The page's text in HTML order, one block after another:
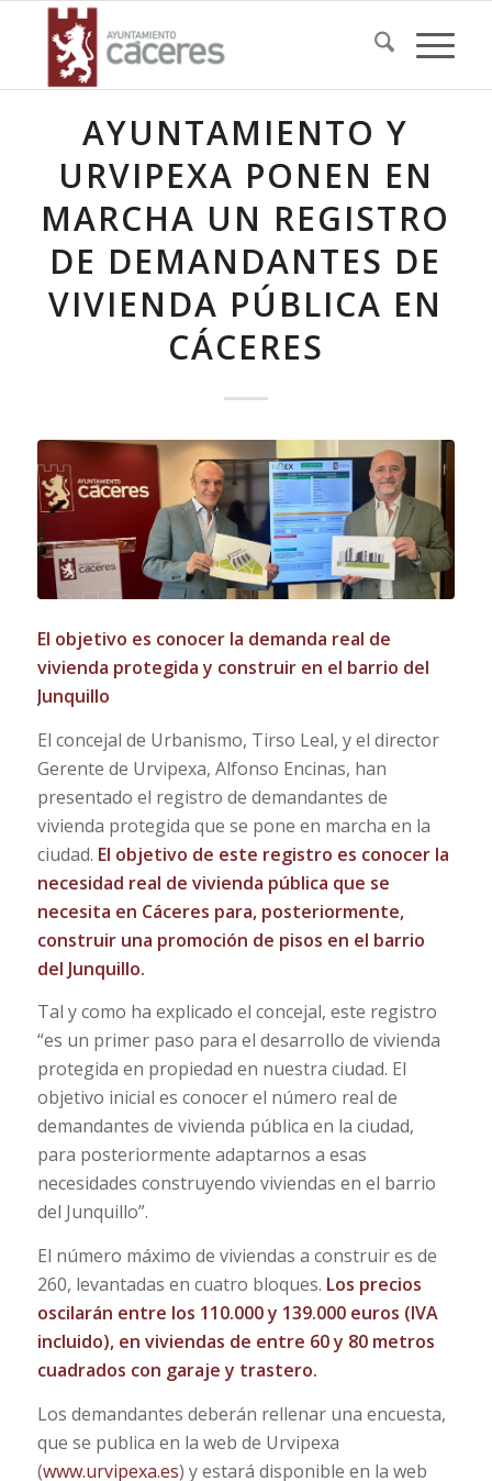
AYUNTAMIENTO Y
URVIPEXA PONEN EN
MARCHA UN REGISTRO
DE DEMANDANTES DE
VIVIENDA PÚBLICA EN
CÁCERES
El objetivo es conocer la demanda real de
vivienda protegida y construir en el barrio del
Junquillo
El concejal de Urbanismo, Tirso Leal, y el director
Gerente de Urvipexa, Alfonso Encinas, han
presentado el registro de demandantes de
vivienda protegida que se pone en marcha en la
ciudad. El objetivo de este registro es conocer la
necesidad real de vivienda pública que se
necesita en Cáceres para, posteriormente,
construir una promoción de pisos en el barrio
del Junquillo.
Tal y como ha explicado el concejal, este registro
“es un primer paso para el desarrollo de vivienda
protegida en propiedad en nuestra ciudad. El
objetivo inicial es conocer el número real de
demandantes de vivienda pública en la ciudad,
para posteriormente adaptarnos a esas
necesidades construyendo viviendas en el barrio
del Junquillo”.
El número máximo de viviendas a construir es de
260, levantadas en cuatro bloques. Los precios
oscilarán entre los 110.000 y 139.000 euros (IVA
incluido), en viviendas de entre 60 y 80 metros
cuadrados con garaje y trastero.
Los demandantes deberán rellenar una encuesta,
que se publica en la web de Urvipexa
(www.urvipexa.es) y estará disponible en la web